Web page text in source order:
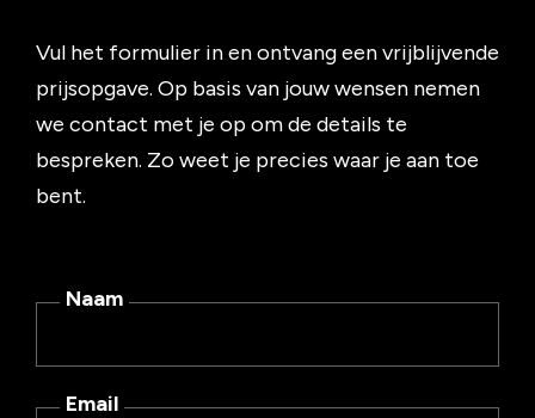
Vul het formulier in en ontvang een vrijblijvende
prijsopgave. Op basis van jouw wensen nemen
we contact met je op om de details te
bespreken. Zo weet je precies waar je aan toe
bent.
Naam
Email